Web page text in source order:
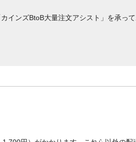
インズBtoB大量注文アシスト」を承っ